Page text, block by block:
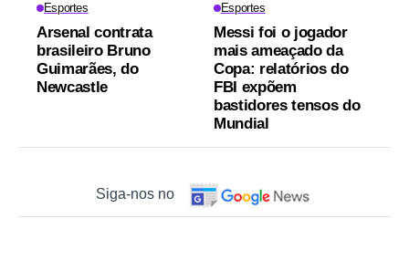
Esportes
Arsenal contrata
brasileiro Bruno
Guimarães, do
Newcastle
Esportes
Messi foi o jogador
mais ameaçado da
Copa: relatórios do
FBI expõem
bastidores tensos do
Mundial
Siga-nos no